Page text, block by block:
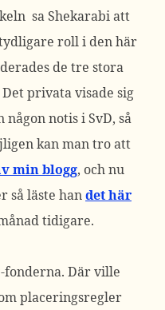
sa Shekarabi att
roll i den här
de tre stora
privata visade sig
notis i SvD, så
kan man tro att
min blogg, och nu
så läste handet här
tidigare.
fonderna. Där ville
placeringsregler